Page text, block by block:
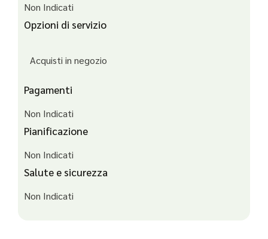
Non Indicati
Opzioni di servizio
Acquisti in negozio
Pagamenti
Non Indicati
Pianificazione
Non Indicati
Salute e sicurezza
Non Indicati